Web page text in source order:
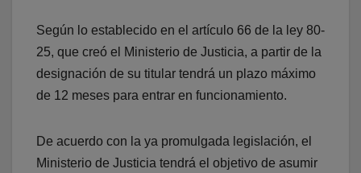
Según lo establecido en el artículo 66 de la ley 80-
25, que creó el Ministerio de Justicia, a partir de la
designación de su titular tendrá un plazo máximo
de 12 meses para entrar en funcionamiento.
De acuerdo con la ya promulgada legislación, el
Ministerio de Justicia tendrá el objetivo de asumir